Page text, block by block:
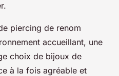
piercing de renom
accueillant, une
choix de bijoux de
à la fois agréable et